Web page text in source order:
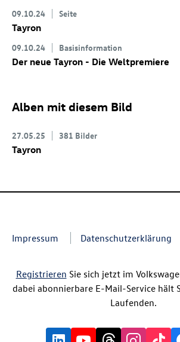
09.10.24 Seite
Tayron
09.10.24 Basisinformation
Der neue Tayron - Die Weltpremiere
Alben mit diesem Bild
27.05.25 381 Bilder
Tayron
Impressum Datenschutzerklärung
Registrieren Sie sich jetzt im
dabei abonnierbare E-Mail-Service hält
Laufenden.